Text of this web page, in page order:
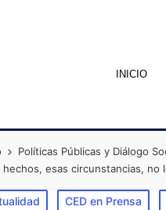
INICIO
Políticas Públicas y Diálogo
hechos, esas circunstancias, no
CED en Prensa